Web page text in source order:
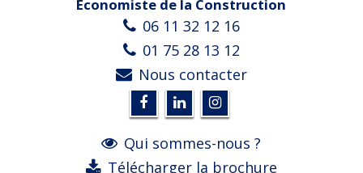
Economiste de la Construction
06 11 32 12 16
01 75 28 13 12
Nous contacter
Qui sommes-nous ?
Télécharger la brochure